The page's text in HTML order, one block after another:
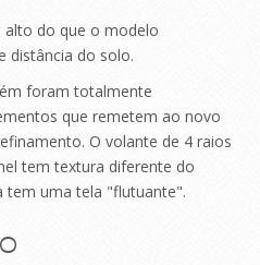
alto do que o modelo
distância do solo.
foram totalmente
que remetem ao novo
O volante de 4 raios
tem textura diferente do
tem uma tela "flutuante".